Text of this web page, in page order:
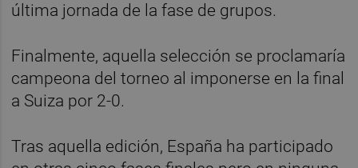
última jornada de la fase de grupos.
Finalmente, aquella selección se proclamaría
campeona del torneo al imponerse en la final
a Suiza por 2-0.
Tras aquella edición, España ha participado